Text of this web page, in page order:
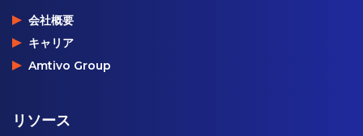
会社概要
キャリア
Amtivo Group
リソース